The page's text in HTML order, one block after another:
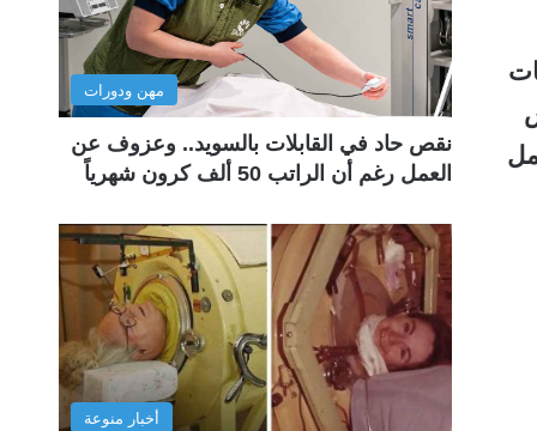
مهن ودورات
نقص حاد في القابلات بالسويد.. وعزوف عن
العمل رغم أن الراتب 50 ألف كرون شهرياً
أخبار منوعة